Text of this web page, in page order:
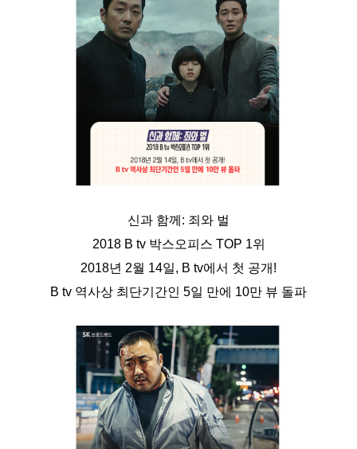
신과 함께: 죄와 벌
2018 B tv 박스오피스 TOP 1위
2018년 2월 14일, B tv에서 첫 공개!
B tv 역사상 최단기간인 5일 만에 10만 뷰 돌파